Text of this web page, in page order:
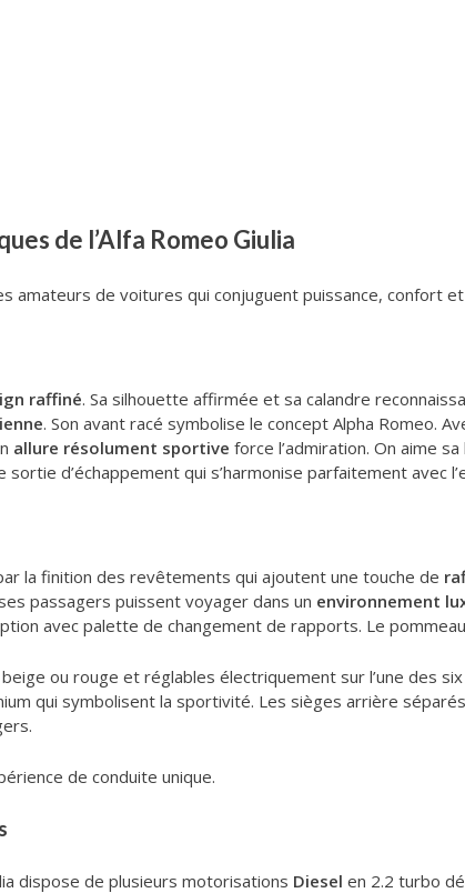
de l’Alfa Romeo Giulia
amateurs de voitures qui conjuguent puissance, confort et
raffiné. Sa silhouette affirmée et sa calandre
. Son avant racé symbolise le concept Alpha Romeo.
allure résolument sportive force l’admiration. On aime
d’échappement qui s’harmonise parfaitement avec
la finition des revêtements qui ajoutent une touche de
passagers puissent voyager dans un environnement
avec palette de changement de rapports. Le
ou rouge et réglables électriquement sur l’une des
qui symbolisent la sportivité. Les sièges arrière
de conduite unique.
dispose de plusieurs motorisations Diesel en 2.2 turbo